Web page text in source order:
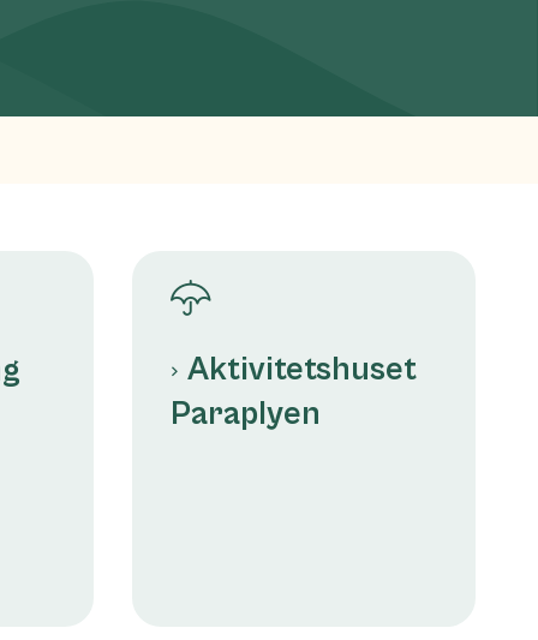
Aktivitetshuset
Paraplyen